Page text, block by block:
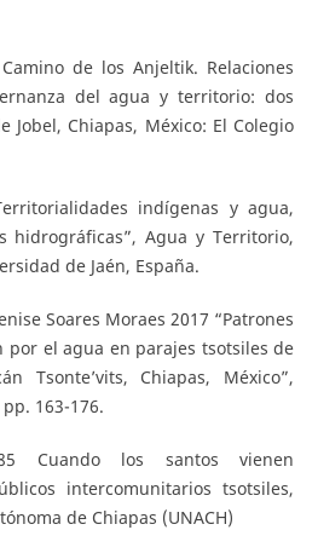
de los Anjeltik. Relaciones
del agua y territorio: dos
Jobel, Chiapas, México: El Colegio
indígenas y agua,
hidrográficas”, Agua y Territorio,
de Jaén, España.
Soares Moraes 2017 “Patrones
por el agua en parajes tsotsiles de
Tsonte’vits, Chiapas, México”,
163-176.
Cuando los santos vienen
intercomunitarios tsotsiles,
de Chiapas (UNACH)